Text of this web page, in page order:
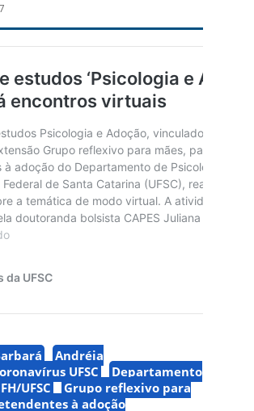
Andréia
UFSC
Departamento
UFSC
Grupo reflexivo para
à adoção